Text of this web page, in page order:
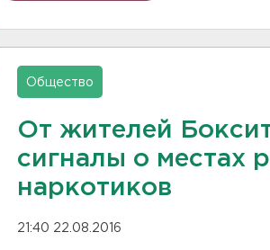
Общество
От жителей
сигналы о местах
наркотиков
21:40 22.08.2016